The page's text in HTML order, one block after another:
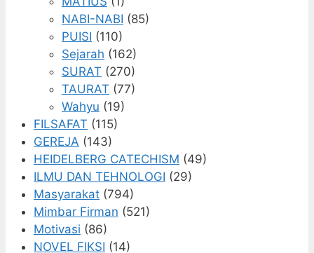
NABI-NABI (85)
PUISI (110)
Sejarah (162)
SURAT (270)
TAURAT (77)
Wahyu (19)
FILSAFAT (115)
GEREJA (143)
HEIDELBERG CATECHISM (49)
ILMU DAN TEHNOLOGI (29)
Masyarakat (794)
Mimbar Firman (521)
Motivasi (86)
NOVEL FIKSI (14)